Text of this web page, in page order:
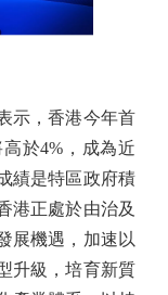
，香港今年首
於4%，成為近
績是特區政府積
港正處於由治及
展機遇，加速以
升級，培育新質